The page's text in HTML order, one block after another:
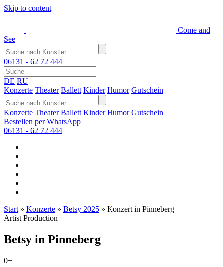
Skip to content
Come and
See
06131 - 62 72 444
DE RU
Konzerte Theater Ballett Kinder Humor Gutschein
Konzerte Theater Ballett Kinder Humor Gutschein
Bestellen per WhatsApp
06131 - 62 72 444
Start » Konzerte » Betsy 2025 » Konzert in Pinneberg
Artist Production
Betsy in Pinneberg
0+